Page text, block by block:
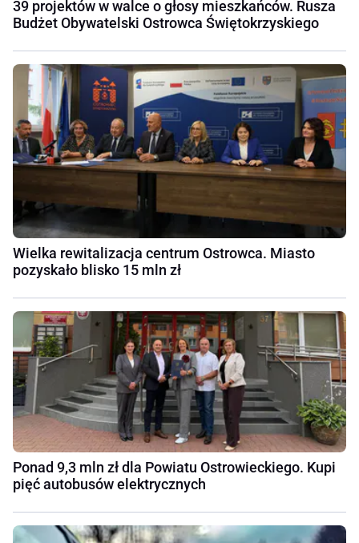
39 projektów w walce o głosy mieszkańców. Rusza
Budżet Obywatelski Ostrowca Świętokrzyskiego
Wielka rewitalizacja centrum Ostrowca. Miasto
pozyskało blisko 15 mln zł
Ponad 9,3 mln zł dla Powiatu Ostrowieckiego. Kupi
pięć autobusów elektrycznych